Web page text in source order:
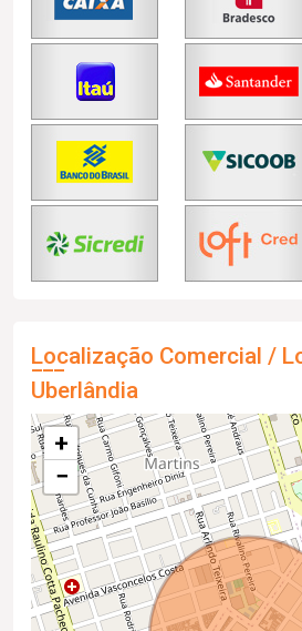
Localização Comercial /
Uberlândia
+
−